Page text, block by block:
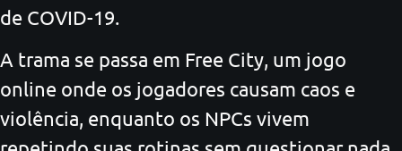
de COVID-19.
A trama se passa em Free City, um jogo
online onde os jogadores causam caos e
violência, enquanto os NPCs vivem